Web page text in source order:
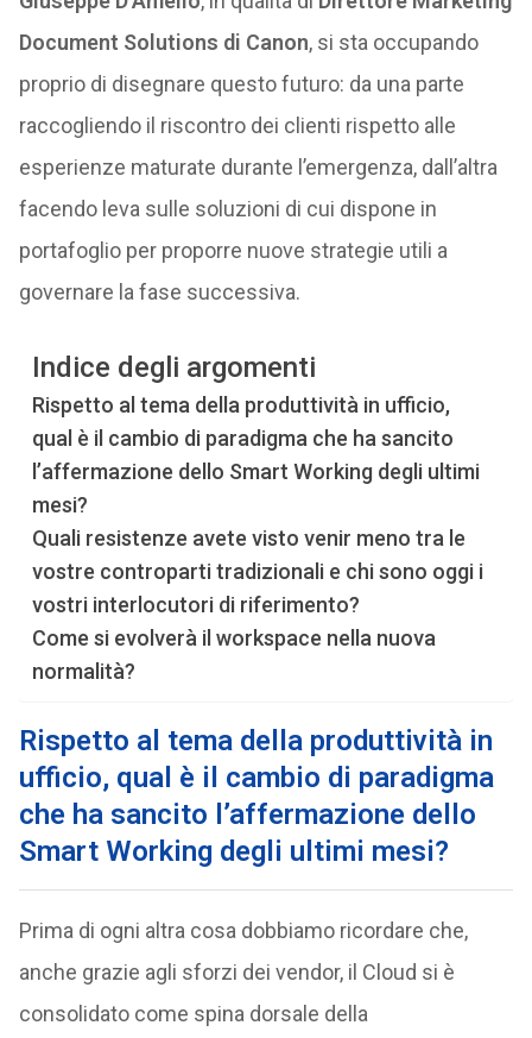
Document Solutions di Canon, si sta occupando
proprio di disegnare questo futuro: da una parte
raccogliendo il riscontro dei clienti rispetto alle
esperienze maturate durante l’emergenza, dall’altra
facendo leva sulle soluzioni di cui dispone in
portafoglio per proporre nuove strategie utili a
governare la fase successiva.
Indice degli argomenti
Rispetto al tema della produttività in ufficio,
qual è il cambio di paradigma che ha sancito
l’affermazione dello Smart Working degli ultimi
mesi?
Quali resistenze avete visto venir meno tra le
vostre controparti tradizionali e chi sono oggi i
vostri interlocutori di riferimento?
Come si evolverà il workspace nella nuova
normalità?
Rispetto al tema della produttività in
ufficio, qual è il cambio di paradigma
che ha sancito l’affermazione dello
Smart Working degli ultimi mesi?
Prima di ogni altra cosa dobbiamo ricordare che,
anche grazie agli sforzi dei vendor, il Cloud si è
consolidato come spina dorsale della